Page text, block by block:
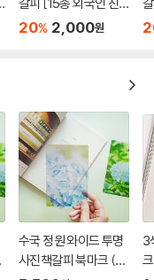
구 선물 기념품 답례품
20% 2,000원
수국 정원 와이드 투명
사진책갈피 북마크 (2
3